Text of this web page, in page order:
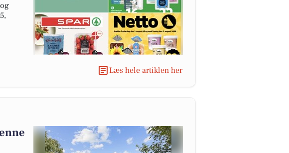
Læs hele artiklen her